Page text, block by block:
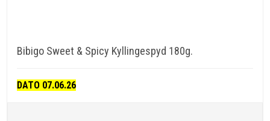
Bibigo Sweet & Spicy Kyllingespyd 180g.
DATO 07.06.26